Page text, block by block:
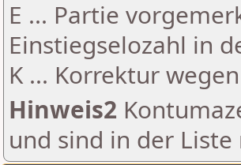
E ... Partie
Einstiegselozahl in
K ... Korrektur
Hinweis2
und sind in der